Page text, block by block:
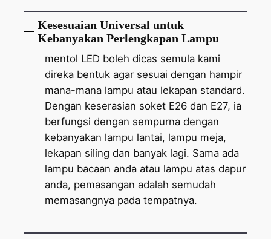
Kesesuaian Universal untuk
Kebanyakan Perlengkapan Lampu
mentol LED boleh dicas semula kami
direka bentuk agar sesuai dengan hampir
mana-mana lampu atau lekapan standard.
Dengan keserasian soket E26 dan E27, ia
berfungsi dengan sempurna dengan
kebanyakan lampu lantai, lampu meja,
lekapan siling dan banyak lagi. Sama ada
lampu bacaan anda atau lampu atas dapur
anda, pemasangan adalah semudah
memasangnya pada tempatnya.